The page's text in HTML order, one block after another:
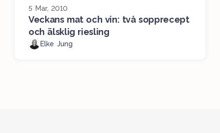
5 Mar, 2010
Veckans mat och vin: två sopprecept
och älsklig riesling
Elke Jung